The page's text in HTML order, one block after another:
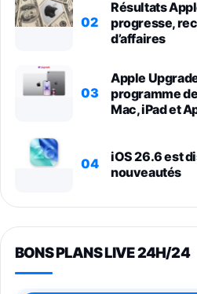
02
Résultats
progresse,
d’affaires
03
Apple
programme
Mac, iPad et
04
iOS 26.6 est
nouveautés
BONS PLANS LIVE 24H/24